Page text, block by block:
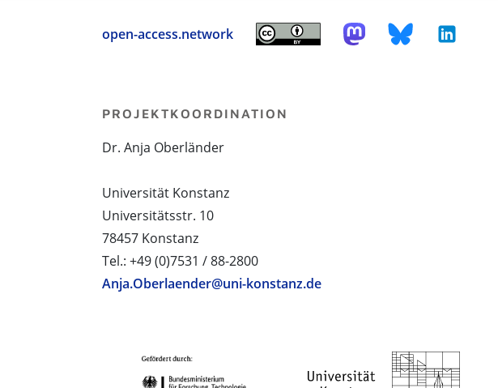
open-access.network
PROJEKTKOORDINATION
Dr. Anja Oberländer
Universität Konstanz
Universitätsstr. 10
78457 Konstanz
Tel.: +49 (0)7531 / 88-2800
Anja.Oberlaender@uni-konstanz.de